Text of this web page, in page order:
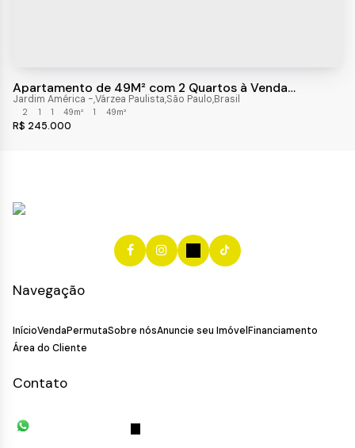
Apartamento de 49M² com 2 Quartos à Venda
Residencial Portal das Acácias, Várzea Paulista/Sp
R$ 245.000
Jardim América ,Várzea Paulista,São Paulo,Brasil
2 1 1 49m² 1 49m²
Navegação
InícioVendaPermutaSobre nósAnuncie seu Imóvel Financiamento
Área do Cliente
Contato